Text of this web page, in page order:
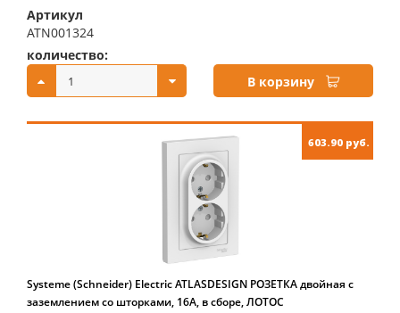
Артикул
ATN001324
количество:
В корзину
603.90 руб.
Systeme (Schneider) Electric ATLASDESIGN РОЗЕТКА двойная с
заземлением со шторками, 16А, в сборе, ЛОТОС